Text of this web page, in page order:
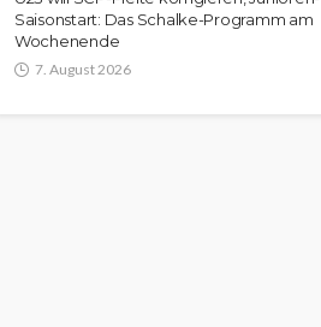
Saisonstart: Das Schalke-Programm am
Wochenende
7. August 2026